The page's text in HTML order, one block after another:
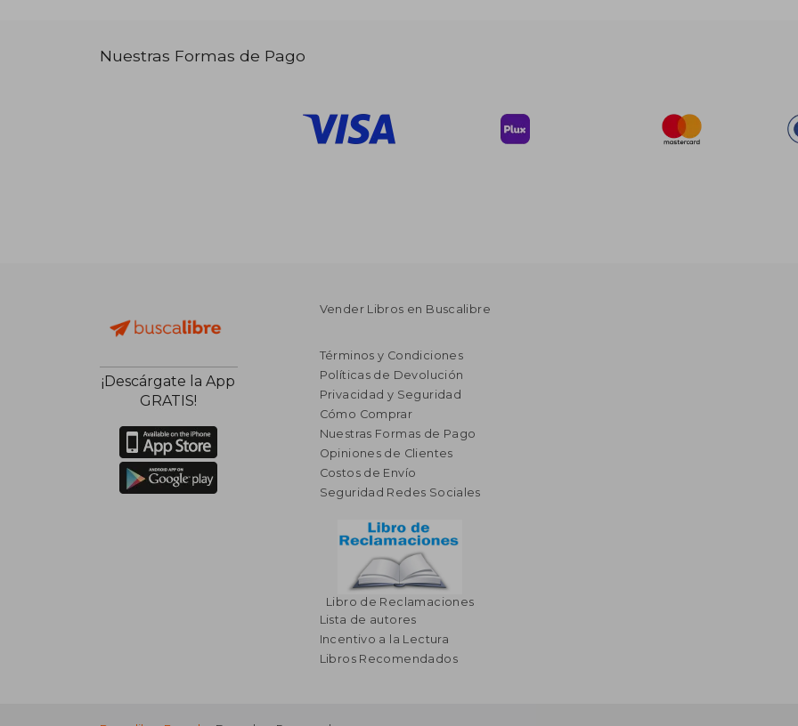
Nuestras Formas de Pago
¡Descárgate la App
GRATIS!
Vender Libros en Buscalibre
Términos y Condiciones
Políticas de Devolución
Privacidad y Seguridad
Cómo Comprar
Nuestras Formas de Pago
Opiniones de Clientes
Costos de Envío
Seguridad Redes Sociales
Libro de Reclamaciones
Lista de autores
Incentivo a la Lectura
Libros Recomendados